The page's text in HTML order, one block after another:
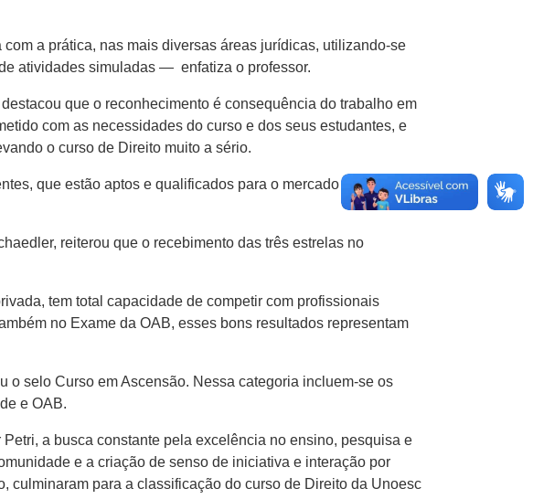
a prática, nas mais diversas áreas jurídicas, utilizando-se
atividades simuladas — enfatiza o professor.
que o reconhecimento é consequência do trabalho em
com as necessidades do curso e dos seus estudantes, e
o curso de Direito muito a sério.
que estão aptos e qualificados para o mercado de trabalho
reiterou que o recebimento das três estrelas no
tem total capacidade de competir com profissionais
no Exame da OAB, esses bons resultados representam
o selo Curso em Ascensão. Nessa categoria incluem-se os
e OAB.
a busca constante pela excelência no ensino, pesquisa e
e a criação de senso de iniciativa e interação por
culminaram para a classificação do curso de Direito da Unoesc